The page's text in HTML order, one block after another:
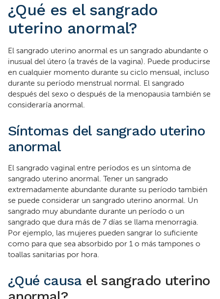
¿Qué es el sangrado
uterino anormal?
El sangrado uterino anormal es un sangrado abundante o
inusual del útero (a través de la vagina). Puede producirse
en cualquier momento durante su ciclo mensual, incluso
durante su período menstrual normal. El sangrado
después del sexo o después de la menopausia también se
consideraría anormal.
Síntomas del sangrado uterino
anormal
El sangrado vaginal entre períodos es un síntoma de
sangrado uterino anormal. Tener un sangrado
extremadamente abundante durante su período también
se puede considerar un sangrado uterino anormal. Un
sangrado muy abundante durante un período o un
sangrado que dura más de 7 días se llama menorragia.
Por ejemplo, las mujeres pueden sangrar lo suficiente
como para que sea absorbido por 1 o más tampones o
toallas sanitarias por hora.
¿Qué causa el sangrado uterino